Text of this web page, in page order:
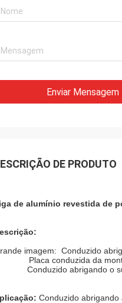
Enviar Mensagem
DE PRODUTO
de alumínio revestida de
imagem: Conduzido
Placa conduzida da
Conduzido abrigando o
Conduzido